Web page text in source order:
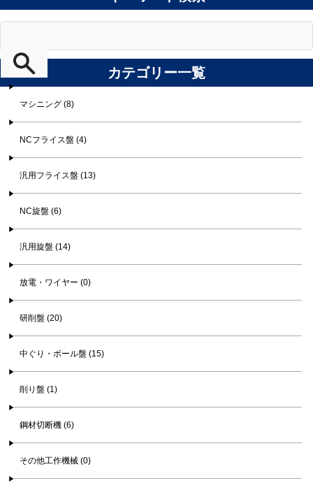
カテゴリー一覧
マシニング (8)
NCフライス盤 (4)
汎用フライス盤 (13)
NC旋盤 (6)
汎用旋盤 (14)
放電・ワイヤー (0)
研削盤 (20)
中ぐり・ボール盤 (15)
削り盤 (1)
鋼材切断機 (6)
その他工作機械 (0)